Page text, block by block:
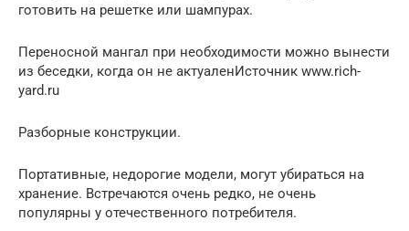
готовить на решетке или шампурах.
Переносной мангал при необходимости можно вынести
из беседки, когда он не актуаленИсточник www.rich-
yard.ru
Разборные конструкции.
Портативные, недорогие модели, могут убираться на
хранение. Встречаются очень редко, не очень
популярны у отечественного потребителя.